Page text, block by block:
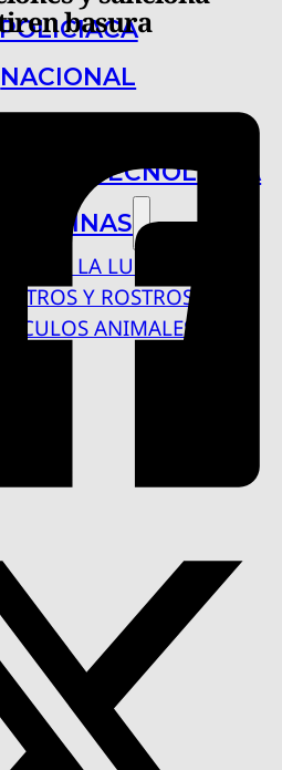
NACIONAL
Y TECNOLOGÍA
COLUMNAS
BAJO LA LUPA
RASTROS Y ROSTROS
VÍNCULOS ANIMALES
basura